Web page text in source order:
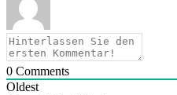
0 Comments
Oldest